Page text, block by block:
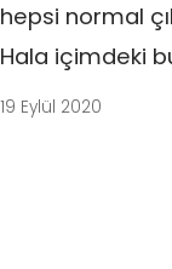
hepsi normal
Hala içimdeki
19 Eylül 2020